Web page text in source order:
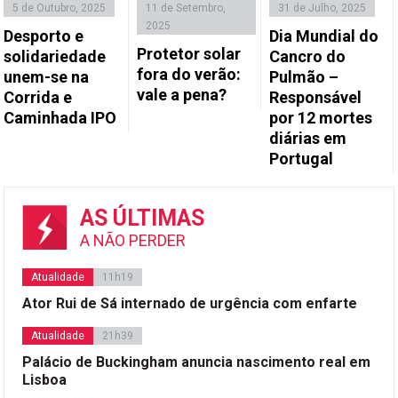
5 de Outubro, 2025
Desporto e
solidariedade
unem-se na
Corrida e
Caminhada IPO
11 de Setembro,
2025
Protetor solar
fora do verão:
vale a pena?
31 de Julho, 2025
Dia Mundial do
Cancro do
Pulmão –
Responsável
por 12 mortes
diárias em
Portugal
AS ÚLTIMAS
A NÃO PERDER
Atualidade 11h19
Ator Rui de Sá internado de urgência com enfarte
Atualidade 21h39
Palácio de Buckingham anuncia nascimento real em
Lisboa